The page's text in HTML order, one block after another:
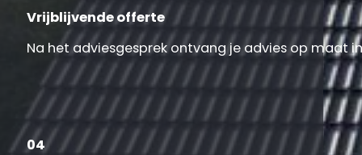
Vrijblijvende offerte
Na het adviesgesprek ontvang je advies op maat
04